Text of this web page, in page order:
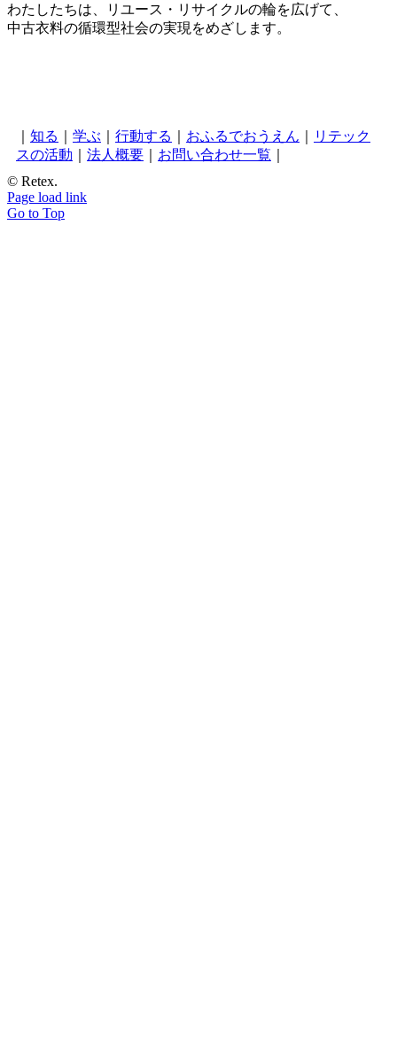
わたしたちは、リユース・リサイクルの輪を広げて、
中古衣料の循環型社会の実現をめざします。
知る 学ぶ 行動する おふるでおうえん
リテック
スの活動
法人概要 お問い合わせ一覧
© Retex.
Page load link
Go to Top